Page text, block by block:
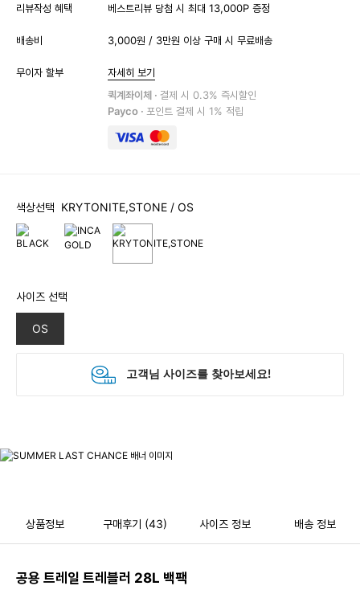
리뷰작성 혜택 베스트리뷰 당첨 시 최대 13,000P 증정
배송비 3,000원 / 3만원 이상 구매 시 무료배송
무이자 할부
자세히 보기
퀵계좌이체 · 결제 시 0.3% 즉시할인
Payco · 포인트 결제 시 1% 적립
색상선택 KRYTONITE,STONE / OS
사이즈 선택
OS
상품정보 구매후기 (43) 사이즈 정보 배송 정보
공용 트레일 트레블러 28L 백팩